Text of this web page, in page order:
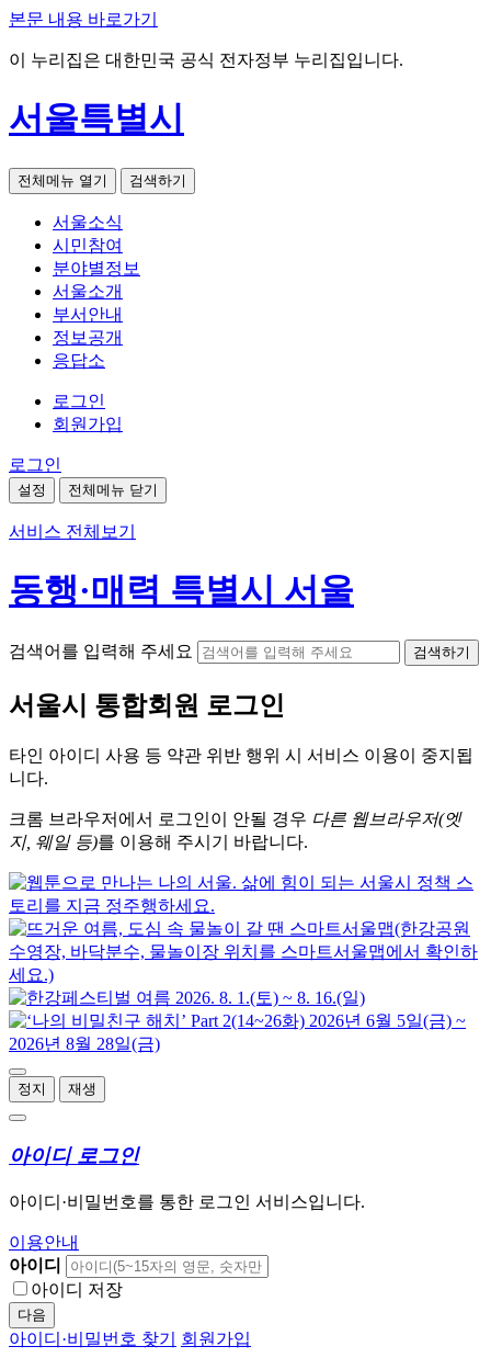
본문 내용 바로가기
이 누리집은 대한민국 공식 전자정부 누리집입니다.
서울특별시
전체메뉴 열기 검색하기
서울소식
시민참여
분야별정보
서울소개
부서안내
정보공개
응답소
로그인
회원가입
로그인
설정 전체메뉴 닫기
서비스 전체보기
동행·매력 특별시 서울
검색어를 입력해 주세요 검색하기
서울시 통합회원 로그인
타인 아이디 사용 등 약관 위반 행위 시 서비스 이용이 중지됩
니다.
크롬 브라우저에서 로그인이 안될 경우 다른 웹브라우저(엣
지, 웨일 등)를 이용해 주시기 바랍니다.
정지 재생
아이디 로그인
아이디·비밀번호를 통한 로그인 서비스입니다.
이용안내
아이디
아이디 저장
다음
아이디·비밀번호 찾기 회원가입